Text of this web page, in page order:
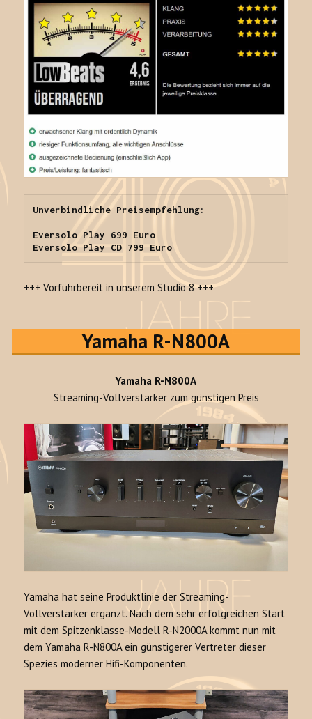
Unverbindliche Preisempfehlung:
Eversolo Play 699 Euro
Eversolo Play CD 799 Euro
+++ Vorführbereit in unserem Studio 8 +++
Yamaha R-N800A
Yamaha R-N800A
Streaming-Vollverstärker zum günstigen Preis
Yamaha hat seine Produktlinie der Streaming-
Vollverstärker ergänzt. Nach dem sehr erfolgreichen Start
mit dem Spitzenklasse-Modell R-N2000A kommt nun mit
dem Yamaha R-N800A ein günstigerer Vertreter dieser
Spezies moderner Hifi-Komponenten.